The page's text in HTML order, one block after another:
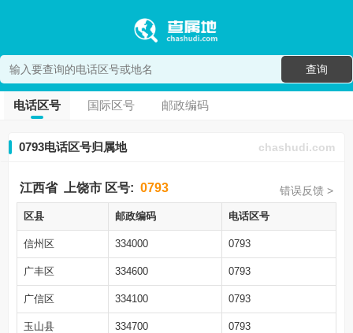
查询
电话区号 国际区号 邮政编码
0793电话区号归属地 chashudi.com
江西省 上饶市 区号: 0793 错误反馈 >
区县 邮政编码 电话区号
信州区 334000 0793
广丰区 334600 0793
广信区 334100 0793
玉山县 334700 0793